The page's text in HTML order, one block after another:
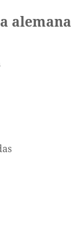
alemana